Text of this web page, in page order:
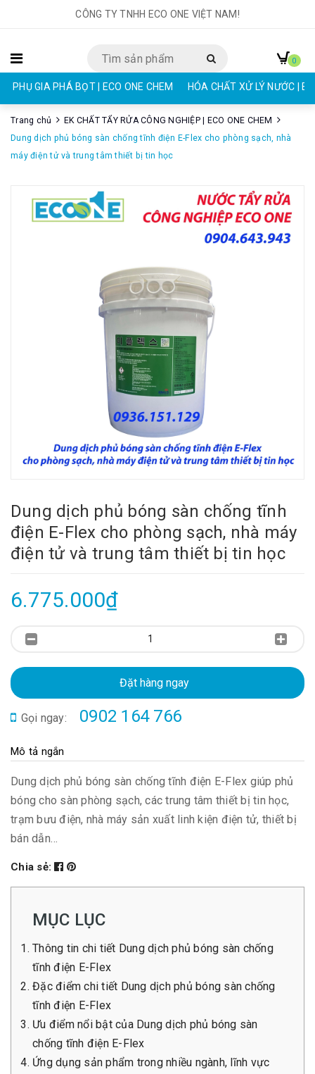
CÔNG TY TNHH ECO ONE VIỆT NAM!
PHỤ GIA PHÁ BỌT | ECO ONE CHEM HÓA CHẤT XỬ LÝ NƯỚC |
0
Trang chủ
EK CHẤT TẨY RỬA CÔNG NGHIỆP | ECO ONE CHEM
Dung dịch phủ bóng sàn chống tĩnh điện E-Flex cho phòng sạch, nhà
máy điện tử và trung tâm thiết bị tin học
Dung dịch phủ bóng sàn chống tĩnh
điện E-Flex cho phòng sạch, nhà máy
điện tử và trung tâm thiết bị tin học
6.775.000₫
Đặt hàng ngay
Gọi ngay: 0902 164 766
Mô tả ngắn
Dung dịch phủ bóng sàn chống tĩnh điện E-Flex giúp phủ
bóng cho sàn phòng sạch, các trung tâm thiết bị tin học,
trạm bưu điện, nhà máy sản xuất linh kiện điện tử, thiết bị
bán dẫn…
Chia sẻ:
MỤC LỤC
Thông tin chi tiết Dung dịch phủ bóng sàn chống
tĩnh điện E-Flex
Đặc điểm chi tiết Dung dịch phủ bóng sàn chống
tĩnh điện E-Flex
Ưu điểm nổi bật của Dung dịch phủ bóng sàn
chống tĩnh điện E-Flex
Ứng dụng sản phẩm trong nhiều ngành, lĩnh vực